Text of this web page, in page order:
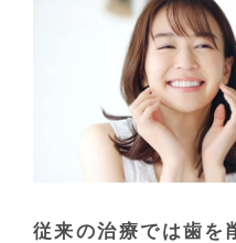
従来の治療では歯を